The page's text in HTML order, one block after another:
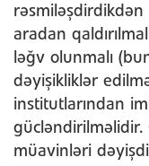
aradan
ləğv olunmalı
dəyişikliklər
institutlarından
gücləndirilməlidir.
müavinləri